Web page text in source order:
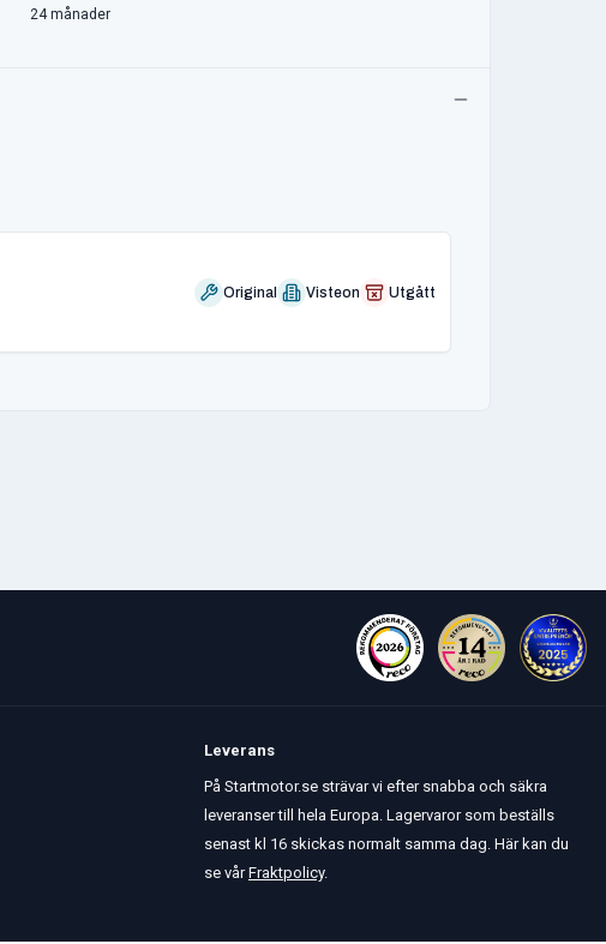
24 månader
Original Visteon Utgått
Leverans
På Startmotor.se strävar vi efter snabba och säkra
leveranser till hela Europa. Lagervaror som beställs
senast kl 16 skickas normalt samma dag. Här kan du
se vårFraktpolicy.